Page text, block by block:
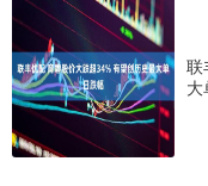
联